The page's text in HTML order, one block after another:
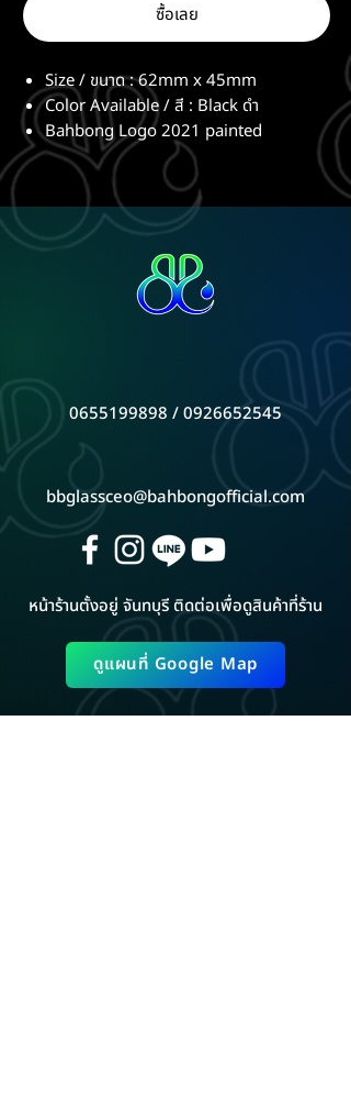
ซื้อเลย
Size / ขนาด : 62mm x 45mm
Color Available / สี : Black ดำ
Bahbong Logo 2021 painted
0655199898 / 0926652545
bbglassceo@bahbongofficial.com
หน้าร้านตั้งอยู่ จันทบุรี ติดต่อเพื่อดูสินค้าที่ร้าน
ดูแผนที่ Google Map